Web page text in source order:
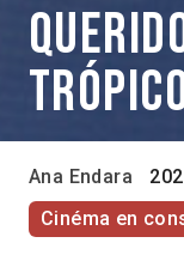
Ana Endara
Cinéma en